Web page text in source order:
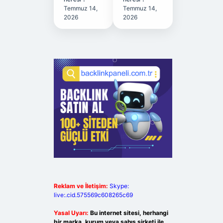
Temmuz 14,
2026
Temmuz 14,
2026
Reklam ve İletişim: Skype:
live:.cid.575569c608265c69
Yasal Uyarı: Bu internet sitesi, herhangi